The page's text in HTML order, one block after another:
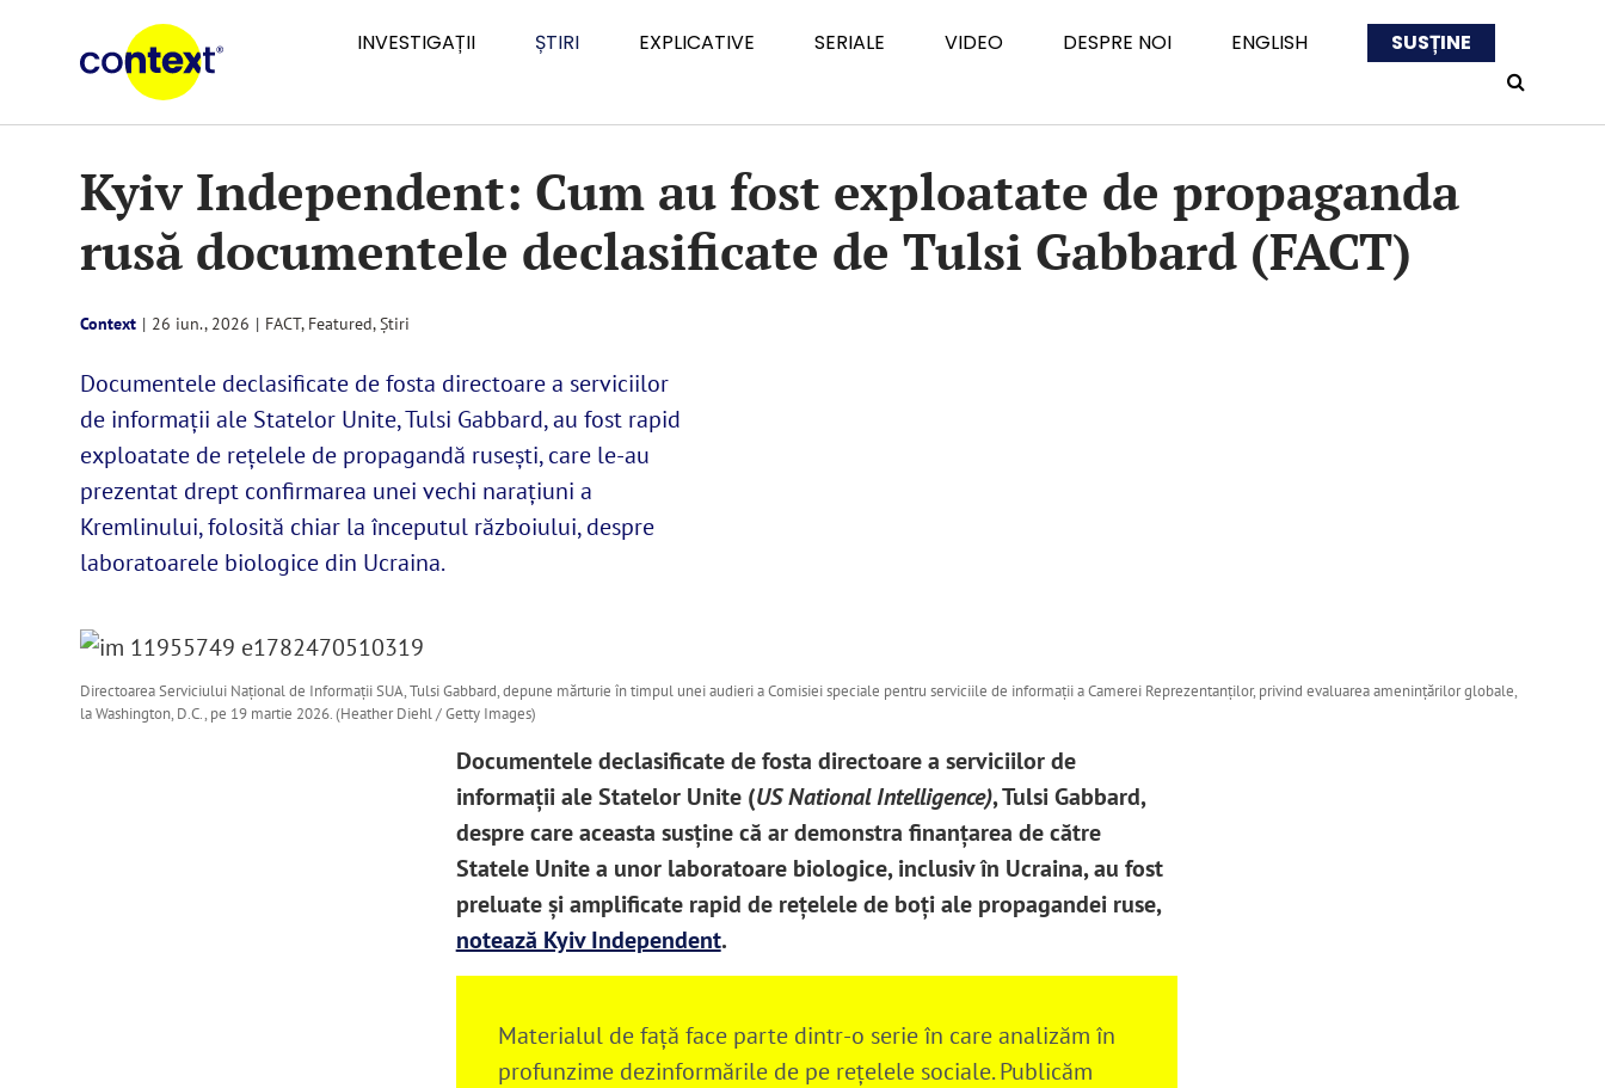
INVESTIGAȚII ȘTIRI EXPLICATIVE SERIALE VIDEO DESPRE NOI ENGLISH SUSȚINE
Kyiv Independent: Cum au fost exploatate de propaganda
rusă documentele declasificate de Tulsi Gabbard (FACT)
Context | 26 iun., 2026 | FACT, Featured,Știri
Documentele declasificate de fosta directoare a serviciilor
de informații ale Statelor Unite, Tulsi Gabbard, au fost rapid
exploatate de rețelele de propagandă ruseşti, care le-au
prezentat drept confirmarea unei vechi narațiuni a
Kremlinului, folosită chiar la începutul războiului, despre
laboratoarele biologice din Ucraina.
Directoarea Serviciului Național de Informații SUA, Tulsi Gabbard, depune mărturie în timpul unei audieri a Comisiei speciale pentru serviciile de informații a Camerei Reprezentanților, privind evaluarea amenințărilor globale,
la Washington, D.C., pe 19 martie 2026. (Heather Diehl / Getty Images)
Documentele declasificate de fosta directoare a serviciilor de
informații ale Statelor Unite (US National Intelligence), Tulsi Gabbard,
despre care aceasta susține că ar demonstra finanțarea de către
Statele Unite a unor laboratoare biologice, inclusiv în Ucraina, au fost
preluate și amplificate rapid de rețelele de boți ale propagandei ruse,
notează Kyiv Independent.
Materialul de față face parte dintr-o serie în care analizăm în
profunzime dezinformările de pe rețelele sociale. Publicăm